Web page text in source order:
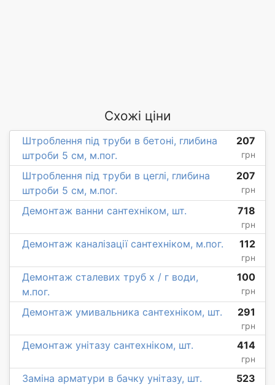
Схожі ціни
Штроблення під труби в бетоні, глибина
штроби 5 см, м.пог.
207
грн
Штроблення під труби в цеглі, глибина
штроби 5 см, м.пог.
207
грн
Демонтаж ванни сантехніком, шт. 718
грн
Демонтаж каналізації сантехніком, м.пог. 112
грн
Демонтаж сталевих труб х / г води,
м.пог.
100
грн
Демонтаж умивальника сантехніком, шт. 291
грн
Демонтаж унітазу сантехніком, шт. 414
грн
Заміна арматури в бачку унітазу, шт. 523